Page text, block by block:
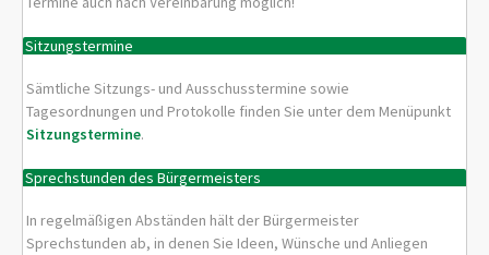
Sitzungstermine
Sämtliche Sitzungs- und Ausschusstermine sowie
Tagesordnungen und Protokolle finden Sie unter dem Menüpunkt
Sitzungstermine.
Sprechstunden des Bürgermeisters
In regelmäßigen Abständen hält der Bürgermeister
Sprechstunden ab, in denen Sie Ideen, Wünsche und Anliegen